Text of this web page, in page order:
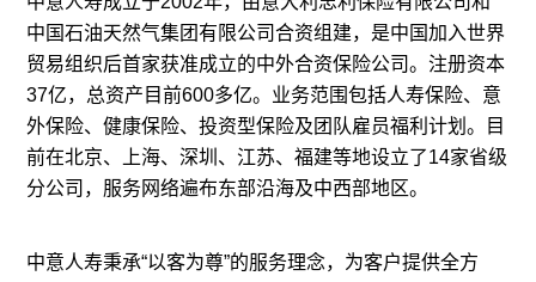
中国石油天然气集团有限公司合资组建，是中国加入世界
贸易组织后首家获准成立的中外合资保险公司。注册资本
37亿，总资产目前600多亿。业务范围包括人寿保险、意
外保险、健康保险、投资型保险及团队雇员福利计划。目
前在北京、上海、深圳、江苏、福建等地设立了14家省级
分公司，服务网络遍布东部沿海及中西部地区。
中意人寿秉承“以客为尊”的服务理念，为客户提供全方